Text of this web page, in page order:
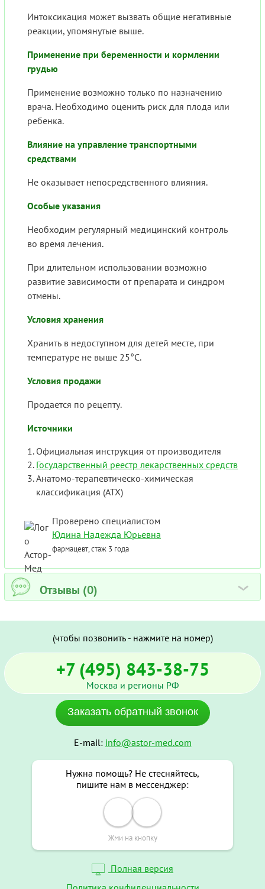
Интоксикация может вызвать общие негативные
реакции, упомянутые выше.
Применение при беременности и кормлении
грудью
Применение возможно только по назначению
врача. Необходимо оценить риск для плода или
ребенка.
Влияние на управление транспортными
средствами
Не оказывает непосредственного влияния.
Особые указания
Необходим регулярный медицинский контроль
во время лечения.
При длительном использовании возможно
развитие зависимости от препарата и синдром
отмены.
Условия хранения
Хранить в недоступном для детей месте, при
температуре не выше 25°C.
Условия продажи
Продается по рецепту.
Источники
Официальная инструкция от производителя
Государственный реестр лекарственных средств
Анатомо-терапевтическо-химическая
классификация (ATX)
Проверено специалистом
Юдина Надежда Юрьевна
фармацевт, стаж 3 года
Отзывы (0) ›
(чтобы позвонить - нажмите на номер)
+7 (495) 843-38-75
Москва и регионы РФ
Заказать обратный звонок
E-mail: info@astor-med.com
Нужна помощь? Не стесняйтесь,
пишите нам в мессенджер:
Жми на кнопку
Полная версия